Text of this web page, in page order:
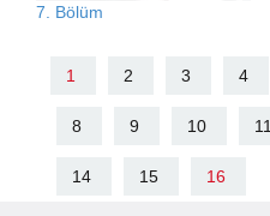
7. Bölüm
1 2 3 4
8 9 10 11
14 15 16